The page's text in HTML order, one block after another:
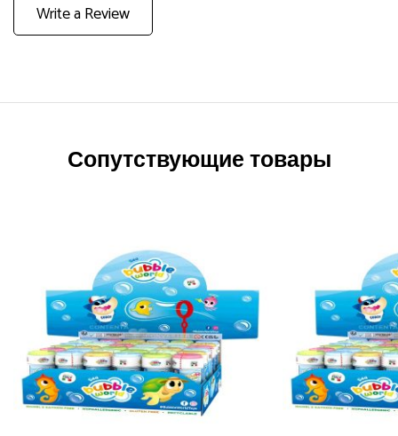
Write a Review
Сопутствующие товары